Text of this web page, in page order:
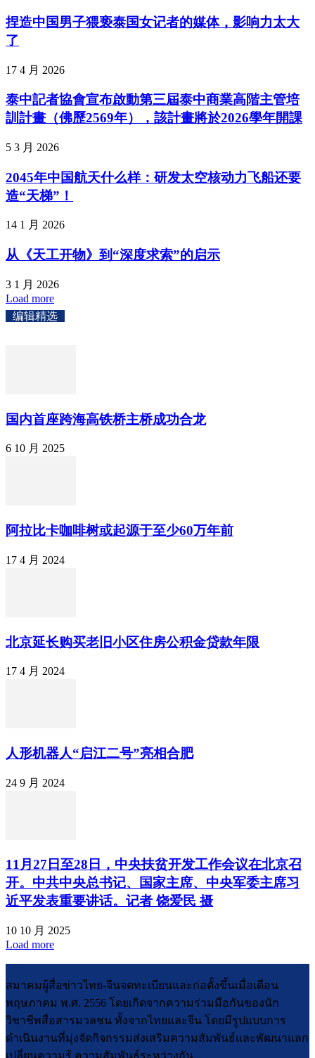
捏造中国男子猥亵泰国女记者的媒体，影响力太大
了
17 4 月 2026
泰中記者協會宣布啟動第三屆泰中商業高階主管培
訓計畫（佛歷2569年），該計畫將於2026學年開課
5 3 月 2026
2045年中国航天什么样：研发太空核动力飞船还要
造“天梯”！
14 1 月 2026
从《天工开物》到“深度求索”的启示
3 1 月 2026
Load more
编辑精选
国内首座跨海高铁桥主桥成功合龙
6 10 月 2025
阿拉比卡咖啡树或起源于至少60万年前
17 4 月 2024
北京延长购买老旧小区住房公积金贷款年限
17 4 月 2024
人形机器人“启江二号”亮相合肥
24 9 月 2024
11月27日至28日，中央扶贫开发工作会议在北京召
开。中共中央总书记、国家主席、中央军委主席习
近平发表重要讲话。记者 饶爱民 摄
10 10 月 2025
Load more
สมาคมผู้สื่อข่าวไทย-จีนจดทะเบียนและก่อตั้งขึ้นเมื่อเดือน
พฤษภาคม พ.ศ. 2556 โดยเกิดจากความร่วมมือกันของนัก
วิชาชีพสื่อสารมวลชน ทั้งจากไทยและจีน โดยมีรูปแบบการ
ดำเนินงานที่มุ่งจัดกิจกรรมส่งเสริมความสัมพันธ์และพัฒนาแลก
เปลี่ยนความรู้ ความสัมพันธ์ระหว่างกัน